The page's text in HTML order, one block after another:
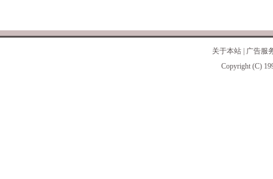
关于本站
广告服
Copyright (C)